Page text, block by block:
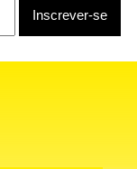
de Bruna, e